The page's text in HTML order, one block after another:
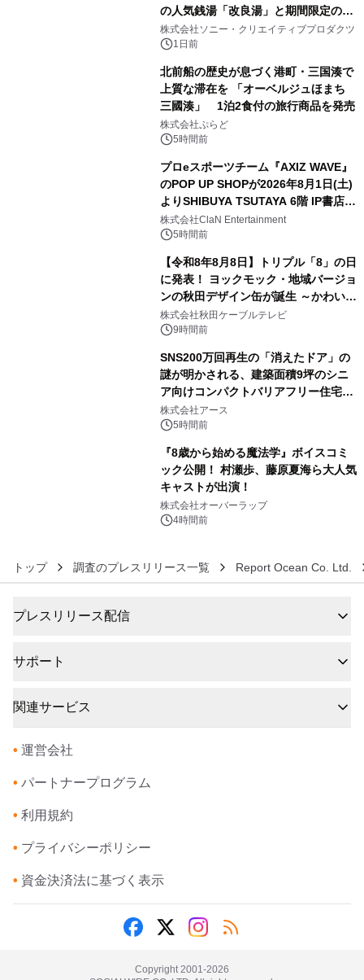
の人気銭湯「改良湯」と期間限定のコ
ラボレーション サウナイキタイコラ
ボグッズも発売決定！
株式会社ソニー・クリエイティブプロダクツ
1日前
北前船の歴史が息づく港町・三国湊で
上質な滞在を 「オーベルジュほまち
三國湊」 1泊2食付の旅行商品を発売
株式会社ぷらど
5時間前
プロeスポーツチーム『AXIZ WAVE』
のPOP UP SHOPが2026年8月1日(土)
よりSHIBUYA TSUTAYA 6階 IP書店で
開催決定！！
株式会社ClaN Entertainment
5時間前
【令和8年8月8日】トリプル「8」の日
に発表！ ヨックモック・地域バージョ
ンの秋田デザイン缶が誕生 ～かわいい
秋田犬の子犬と秋田の四季と名所を巡
るパッケージ～ 9月1日(火)秋田県内で
株式会社秋田ケーブルテレビ
9時間前
SNS200万回再生の「消えたドア」の
謎が明かされる、建築面積9坪のシニ
ア向けコンパクトバリアフリー住宅が
誕生
株式会社アース
5時間前
『8歳から始める魔法学』ボイスコミ
ック公開！ 村瀬歩、藤原夏海ら大人気
キャストが出演！
株式会社オーバーラップ
4時間前
トップ 調査のプレスリリース一覧 Report Ocean Co. Ltd.
プレスリリース配信
サポート
関連サービス
• 運営会社
• パートナープログラム
• 利用規約
• プライバシーポリシー
• 資金決済法に基づく表示
Copyright 2001-2026